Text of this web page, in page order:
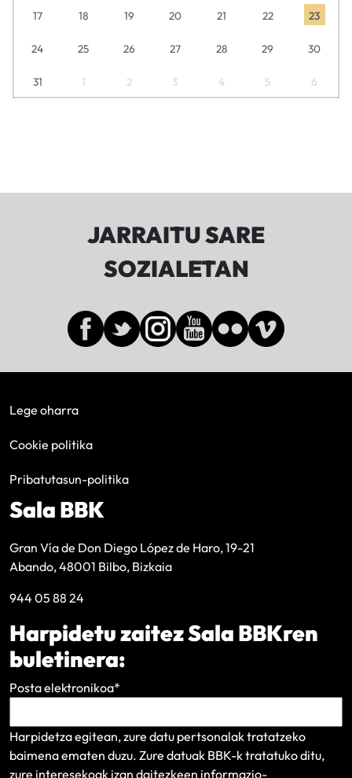
17 18 19 20 21 22 23
24 25 26 27 28 29 30
31 1 2 3 4 5 6
JARRAITU SARE
SOZIALETAN
Lege oharra
Cookie politika
Pribatutasun-politika
Sala BBK
Gran Vía de Don Diego López de Haro, 19-21
Abando, 48001 Bilbo, Bizkaia
944 05 88 24
Harpidetu zaitez Sala BBKren
buletinera:
Posta elektronikoa*
Harpidetza egitean, zure datu pertsonalak tratatzeko
baimena ematen duzu. Zure datuak BBK-k tratatuko ditu,
zure interesekoak izan daitezkeen informazio-